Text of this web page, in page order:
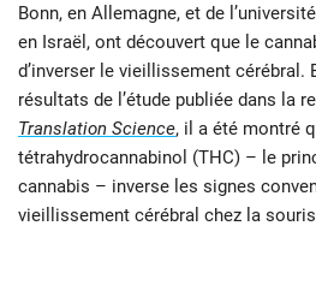
Bonn, en Allemagne, et de
en Israël, ont découvert que le
d’inverser le vieillissement cérébral.
résultats de l’étude publiée dans la
Translation Science, il a été montré
tétrahydrocannabinol (THC) – le
cannabis – inverse les signes
vieillissement cérébral chez la